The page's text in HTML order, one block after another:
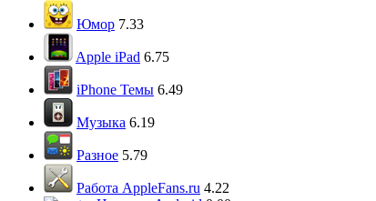
Юмор 7.33
Apple iPad 6.75
iPhone Темы 6.49
Музыка 6.19
Разное 5.79
Работа AppleFans.ru 4.22